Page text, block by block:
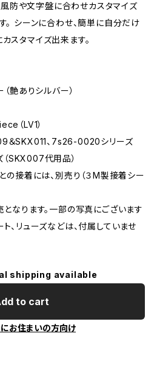
防や文字盤に合わせカスタマイズ
。 シーンに合わせ、簡単に自分だけ
スタマイズ出来ます。
（艶ありシルバー）
（LV1）
＆SKX011、7s26-0020シリーズ
SKX007代用品）
の接着には、別売り（３M製接着シー
なります。一部の写真にございます
、リューズなどは、付属していませ
shipping available
to cart
お住まいの方向け